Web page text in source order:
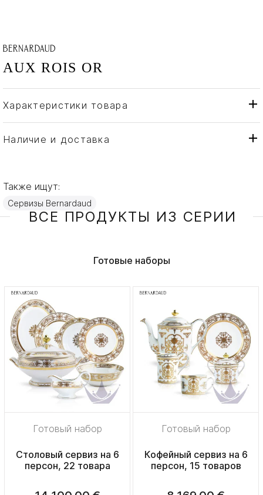
AUX ROIS OR
Характеристики товара
Бренд
Bernardaud
Страна производителя
Наличие и доставка
Также ищут:
Сервизы Bernardaud
ВСЕ ПРОДУКТЫ ИЗ СЕРИИ
Готовые наборы
Готовый набор
Столовый сервиз на 6
персон, 22 товара
Готовый набор
Кофейный сервиз на 6
персон, 15 товаров